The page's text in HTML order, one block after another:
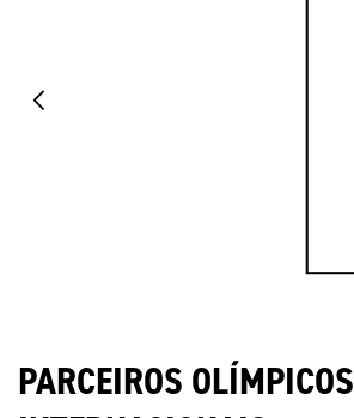
PARCEIROS OLÍMPICOS